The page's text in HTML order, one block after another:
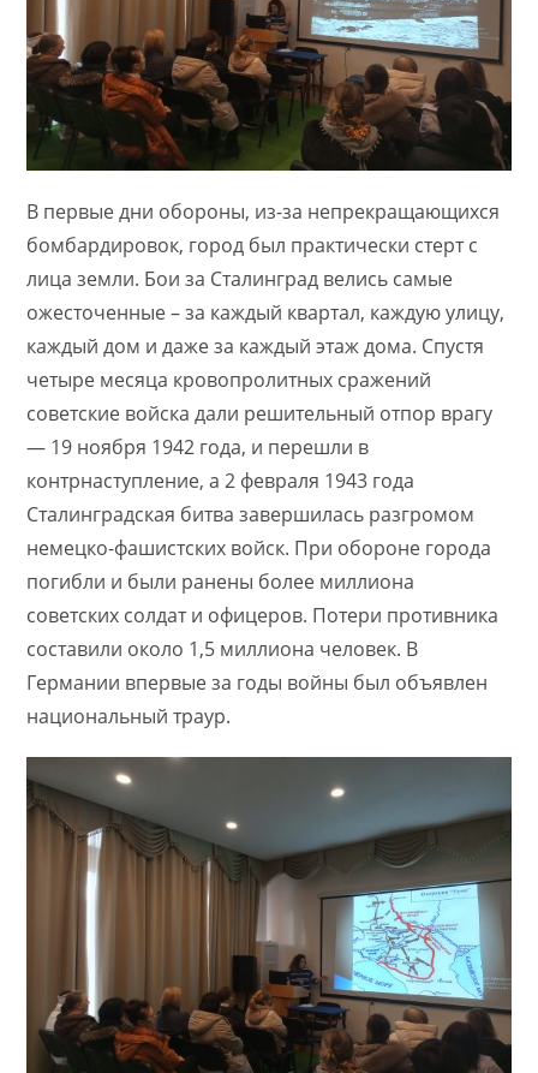
В первые дни обороны, из-за непрекращающихся
бомбардировок, город был практически стерт с
лица земли. Бои за Сталинград велись самые
ожесточенные – за каждый квартал, каждую улицу,
каждый дом и даже за каждый этаж дома. Спустя
четыре месяца кровопролитных сражений
советские войска дали решительный отпор врагу
— 19 ноября 1942 года, и перешли в
контрнаступление, а 2 февраля 1943 года
Сталинградская битва завершилась разгромом
немецко-фашистских войск. При обороне города
погибли и были ранены более миллиона
советских солдат и офицеров. Потери противника
составили около 1,5 миллиона человек. В
Германии впервые за годы войны был объявлен
национальный траур.